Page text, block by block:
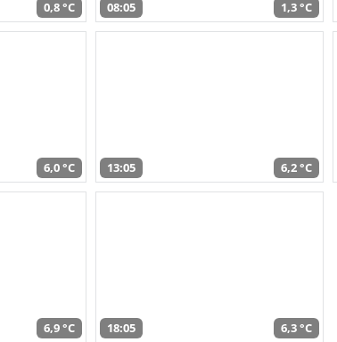
0,8 °C 08:05 1,3 °C
6,0 °C 13:05 6,2 °C
6,9 °C 18:05 6,3 °C